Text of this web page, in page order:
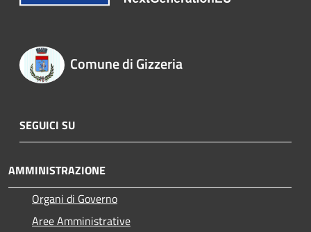
Comune di Gizzeria
SEGUICI SU
AMMINISTRAZIONE
Organi di Governo
Aree Amministrative